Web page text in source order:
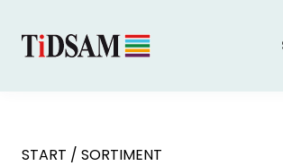
START / SORTIMENT